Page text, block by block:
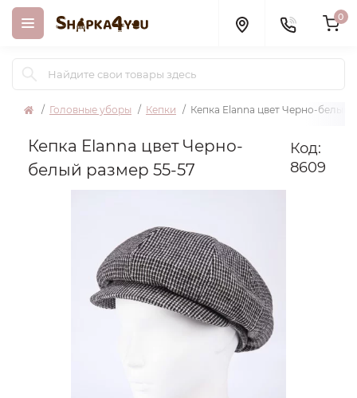
0
Головные уборы Кепки Кепка Elanna цвет Черно-белый
Кепка Elanna цвет Черно-
белый размер 55-57
Код:
8609